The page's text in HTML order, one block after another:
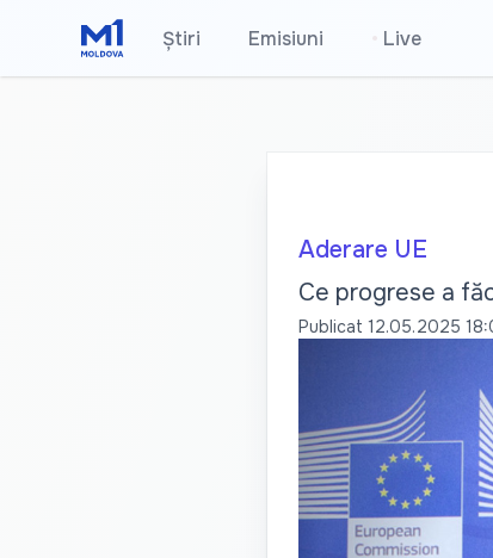
Știri Emisiuni Live
Aderare UE
Ce progrese a
Publicat 12.05.2025